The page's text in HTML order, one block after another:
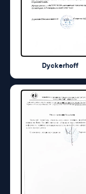
Dyckerhoff